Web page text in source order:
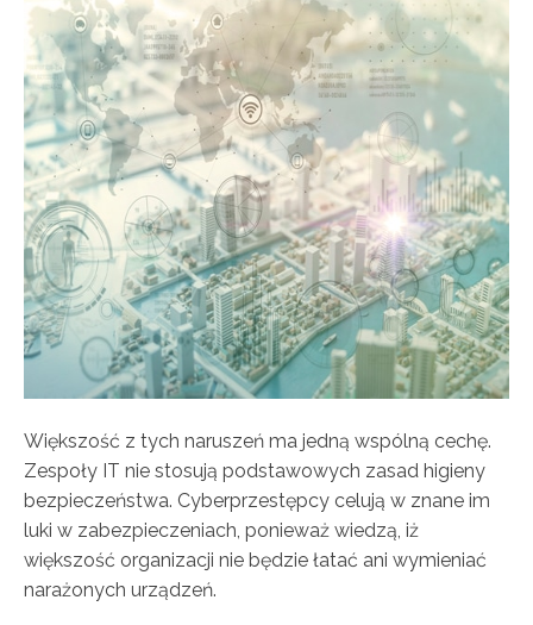
Większość z tych naruszeń ma jedną wspólną cechę.
Zespoły IT nie stosują podstawowych zasad higieny
bezpieczeństwa. Cyberprzestępcy celują w znane im
luki w zabezpieczeniach, ponieważ wiedzą, iż
większość organizacji nie będzie łatać ani wymieniać
narażonych urządzeń.